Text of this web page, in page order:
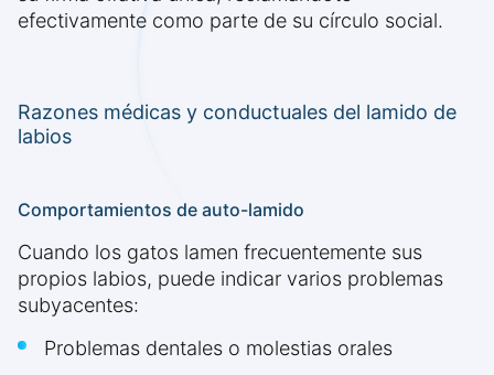
efectivamente como parte de su círculo social.
Razones médicas y conductuales del lamido de
labios
Comportamientos de auto-lamido
Cuando los gatos lamen frecuentemente sus
propios labios, puede indicar varios problemas
subyacentes:
Problemas dentales o molestias orales